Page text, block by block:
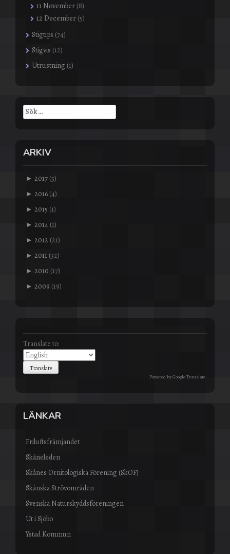
11 November (8)
12 December (5)
Stigtips (74)
Stigvis (12)
Utrustning (1)
Sök
efter:
ARKIV
► 2017 (5)
► 2016 (4)
► 2015 (1)
► 2014 (1)
► 2012 (21)
► 2011 (32)
► 2010 (17)
► 2009 (19)
Translate to:
Powered byGoogle Translate.
LÄNKAR
Friluftsfrämjandet
Skåneleden
Skånes Ornitologiska Förening (SkOF)
Skånska Strövområden
Svenska Naturskyddsföreningen
Ut i Sjöbo
Ystad Kommun